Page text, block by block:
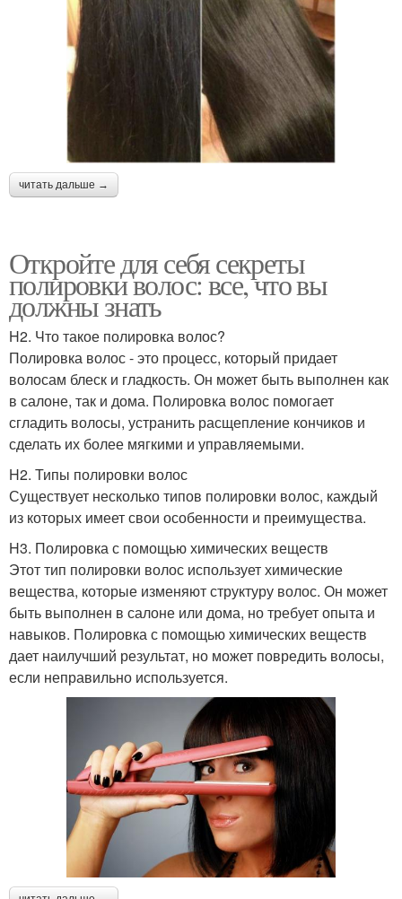
читать дальше →
Откройте для себя секреты
полировки волос: все, что вы
должны знать
H2. Что такое полировка волос?
Полировка волос - это процесс, который придает
волосам блеск и гладкость. Он может быть выполнен как
в салоне, так и дома. Полировка волос помогает
сгладить волосы, устранить расщепление кончиков и
сделать их более мягкими и управляемыми.
H2. Типы полировки волос
Существует несколько типов полировки волос, каждый
из которых имеет свои особенности и преимущества.
H3. Полировка с помощью химических веществ
Этот тип полировки волос использует химические
вещества, которые изменяют структуру волос. Он может
быть выполнен в салоне или дома, но требует опыта и
навыков. Полировка с помощью химических веществ
дает наилучший результат, но может повредить волосы,
если неправильно используется.